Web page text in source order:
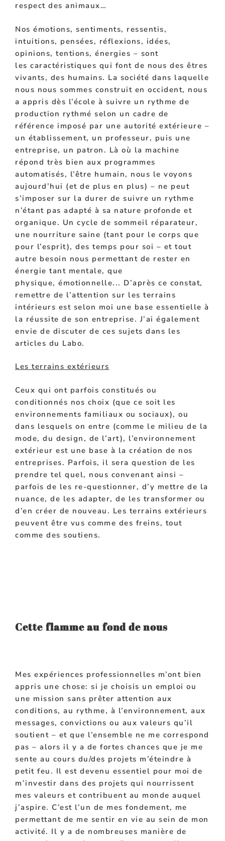
respect des animaux…
Nos émotions, sentiments, ressentis,
intuitions, pensées, réflexions, idées,
opinions, tentions, énergies – sont
les caractéristiques qui font de nous des êtres
vivants, des humains. La société dans laquelle
nous nous sommes construit en occident, nous
a appris dès l’école à suivre un rythme de
production rythmé selon un cadre de
référence imposé par une autorité extérieure –
un établissement, un professeur, puis une
entreprise, un patron. Là où la machine
répond très bien aux programmes
automatisés, l’être humain, nous le voyons
aujourd’hui (et de plus en plus) – ne peut
s’imposer sur la durer de suivre un rythme
n’étant pas adapté à sa nature profonde et
organique. Un cycle de sommeil réparateur,
une nourriture saine (tant pour le corps que
pour l’esprit), des temps pour soi – et tout
autre besoin nous permettant de rester en
énergie tant mentale, que
physique, émotionnelle... D’après ce constat,
remettre de l’attention sur les terrains
intérieurs est selon moi une base essentielle à
la réussite de son entreprise. J’ai également
envie de discuter de ces sujets dans les
articles du Labo.
Les terrains extérieurs
Ceux qui ont parfois constitués ou
conditionnés nos choix (que ce soit les
environnements familiaux ou sociaux), ou
dans lesquels on entre (comme le milieu de la
mode, du design, de l’art), l’environnement
extérieur est une base à la création de nos
entreprises. Parfois, il sera question de les
prendre tel quel, nous convenant ainsi –
parfois de les re-questionner, d’y mettre de la
nuance, de les adapter, de les transformer ou
d’en créer de nouveau. Les terrains extérieurs
peuvent être vus comme des freins, tout
comme des soutiens.
Cette flamme au fond de nous
Mes expériences professionnelles m’ont bien
appris une chose: si je choisis un emploi ou
une mission sans prêter attention aux
conditions, au rythme, à l’environnement, aux
messages, convictions ou aux valeurs qu’il
soutient – et que l’ensemble ne me correspond
pas – alors il y a de fortes chances que je me
sente au cours du/des projets m’éteindre à
petit feu. Il est devenu essentiel pour moi de
m’investir dans des projets qui nourrissent
mes valeurs et contribuent au monde auquel
j’aspire. C’est l’un de mes fondement, me
permettant de me sentir en vie au sein de mon
activité. Il y a de nombreuses manière de